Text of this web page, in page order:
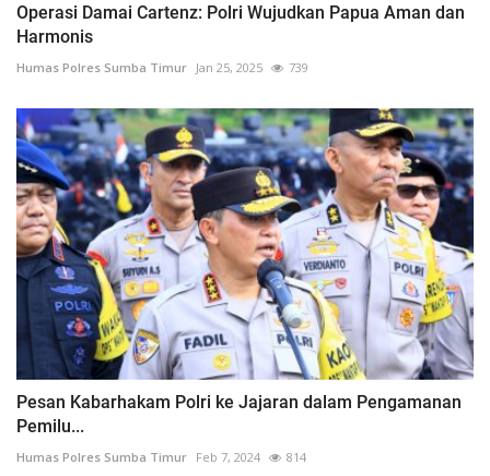
Operasi Damai Cartenz: Polri Wujudkan Papua Aman dan
Harmonis
Humas Polres Sumba Timur Jan 25, 2025 739
Pesan Kabarhakam Polri ke Jajaran dalam Pengamanan
Pemilu...
Humas Polres Sumba Timur Feb 7, 2024 814